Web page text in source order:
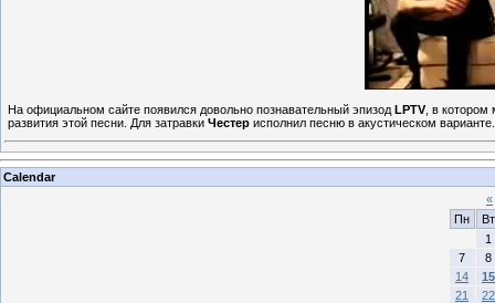
На официальном сайте появился довольно познавательный эпизод LPTV, в котором
развития этой песни. Для затравки Честер исполнил песню в акустическом
Calendar
«
Пн
Вт
1
7
8
14
15
21
22